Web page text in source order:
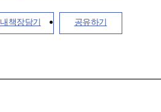
내책장담기 공유하기